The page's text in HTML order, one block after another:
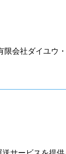
限会社ダイユウ